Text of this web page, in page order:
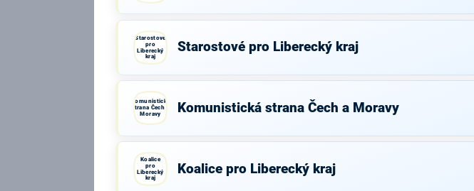
Starostové
pro
Liberecký
kraj
Starostové pro Liberecký kraj
Komunistická
strana Čech a
Moravy
Komunistická strana Čech a Moravy
Koalice
pro
Liberecký
kraj
Koalice pro Liberecký kraj